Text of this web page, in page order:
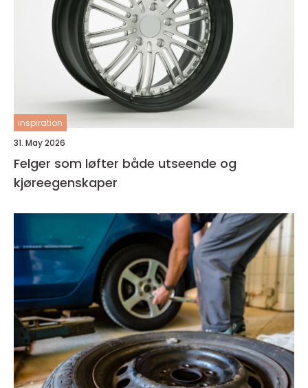
inspiration
31. May 2026
Felger som løfter både utseende og
kjøreegenskaper